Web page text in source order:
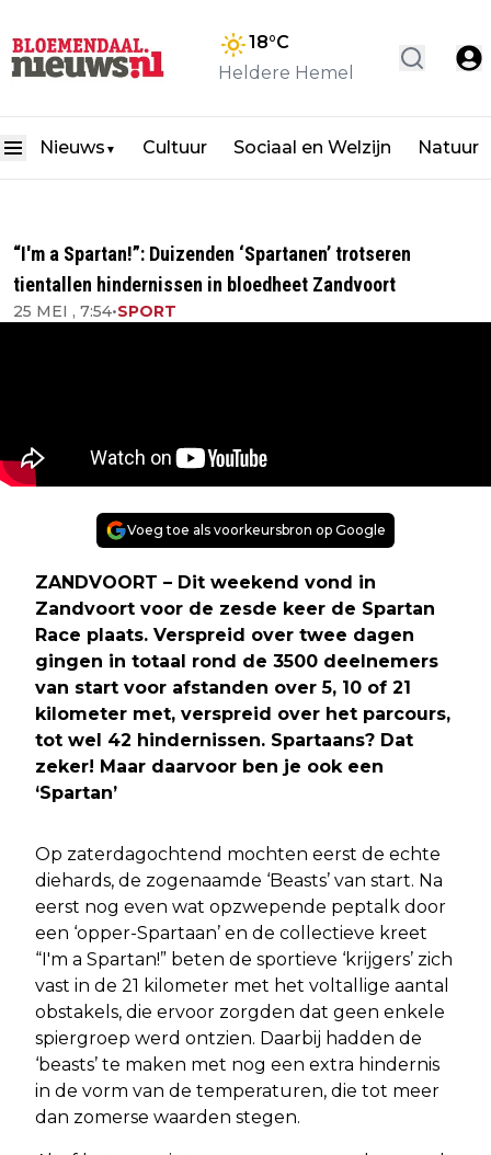
18°C
Heldere Hemel
Nieuws ▼ Cultuur Sociaal en Welzijn Natuur
“I'm a Spartan!”: Duizenden ‘Spartanen’ trotseren
tientallen hindernissen in bloedheet Zandvoort
25 MEI , 7:54•SPORT
Voeg toe als voorkeursbron op Google
ZANDVOORT – Dit weekend vond in
Zandvoort voor de zesde keer de Spartan
Race plaats. Verspreid over twee dagen
gingen in totaal rond de 3500 deelnemers
van start voor afstanden over 5, 10 of 21
kilometer met, verspreid over het parcours,
tot wel 42 hindernissen. Spartaans? Dat
zeker! Maar daarvoor ben je ook een
‘Spartan’
Op zaterdagochtend mochten eerst de echte
diehards, de zogenaamde ‘Beasts’ van start. Na
eerst nog even wat opzwepende peptalk door
een ‘opper-Spartaan’ en de collectieve kreet
“I'm a Spartan!” beten de sportieve ‘krijgers’ zich
vast in de 21 kilometer met het voltallige aantal
obstakels, die ervoor zorgden dat geen enkele
spiergroep werd ontzien. Daarbij hadden de
‘beasts’ te maken met nog een extra hindernis
in de vorm van de temperaturen, die tot meer
dan zomerse waarden stegen.